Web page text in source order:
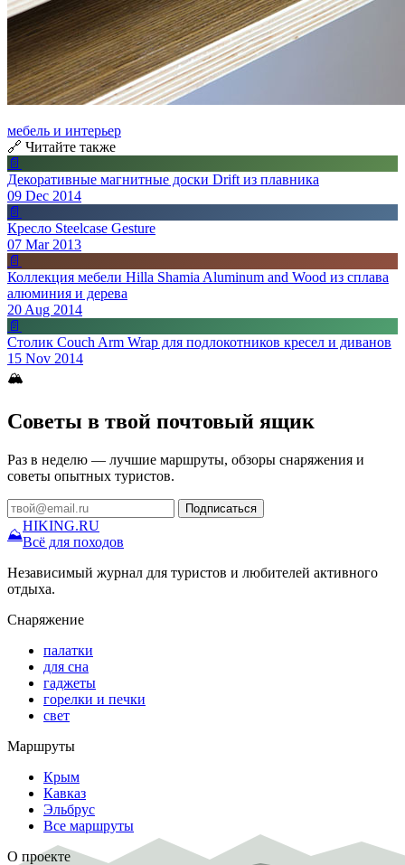
мебель и интерьер
🔗 Читайте также
📄
Декоративные магнитные доски Drift из плавника
09 Dec 2014
📄
Кресло Steelcase Gesture
07 Mar 2013
📄
Коллекция мебели Hilla Shamia Aluminum and Wood из сплава
алюминия и дерева
20 Aug 2014
📄
Столик Couch Arm Wrap для подлокотников кресел и диванов
15 Nov 2014
🏔
Советы в твой почтовый ящик
Раз в неделю — лучшие маршруты, обзоры снаряжения и
советы опытных туристов.
Подписаться
⛰
HIKING.RU
Всё для походов
Независимый журнал для туристов и любителей активного
отдыха.
Снаряжение
палатки
для сна
гаджеты
горелки и печки
свет
Маршруты
Крым
Кавказ
Эльбрус
Все маршруты
О проекте